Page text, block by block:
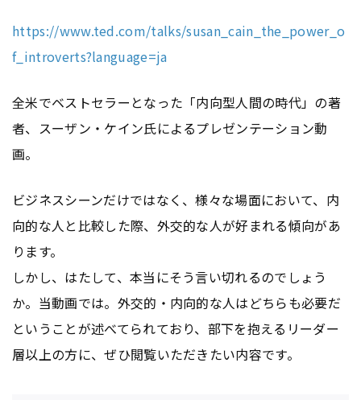
https://www.ted.com/talks/susan_cain_the_power_o
f_introverts?language=ja
全米でベストセラーとなった「内向型人間の時代」の著
者、スーザン・ケイン氏によるプレゼンテーション動
画。
ビジネスシーンだけではなく、様々な場面において、内
向的な人と比較した際、外交的な人が好まれる傾向があ
ります。
しかし、はたして、本当にそう言い切れるのでしょう
か。当動画では。外交的・内向的な人はどちらも必要だ
ということが述べてられており、部下を抱えるリーダー
層以上の方に、ぜひ閲覧いただきたい内容です。